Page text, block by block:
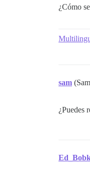
¿Cómo
sam
¿Puedes